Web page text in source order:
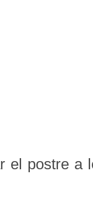
postre a